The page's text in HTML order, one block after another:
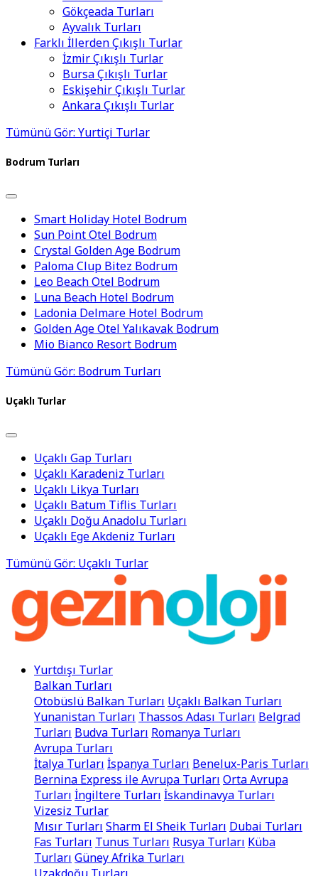
Gökçeada Turları
Ayvalık Turları
Farklı İllerden Çıkışlı Turlar
İzmir Çıkışlı Turlar
Bursa Çıkışlı Turlar
Eskişehir Çıkışlı Turlar
Ankara Çıkışlı Turlar
Tümünü Gör: Yurtiçi Turlar
Bodrum Turları
Smart Holiday Hotel Bodrum
Sun Point Otel Bodrum
Crystal Golden Age Bodrum
Paloma Clup Bitez Bodrum
Leo Beach Otel Bodrum
Luna Beach Hotel Bodrum
Ladonia Delmare Hotel Bodrum
Golden Age Otel Yalıkavak Bodrum
Mio Bianco Resort Bodrum
Tümünü Gör: Bodrum Turları
Uçaklı Turlar
Uçaklı Gap Turları
Uçaklı Karadeniz Turları
Uçaklı Likya Turları
Uçaklı Batum Tiflis Turları
Uçaklı Doğu Anadolu Turları
Uçaklı Ege Akdeniz Turları
Tümünü Gör: Uçaklı Turlar
Yurtdışı Turlar
Balkan Turları
Otobüslü Balkan Turları Uçaklı Balkan Turları
Yunanistan Turları Thassos Adası Turları Belgrad
Turları Budva Turları Romanya Turları
Avrupa Turları
İtalya Turları İspanya Turları Benelux-Paris Turları
Bernina Express ile Avrupa Turları Orta Avrupa
Turları İngiltere Turları İskandinavya Turları
Vizesiz Turlar
Mısır Turları Sharm El Sheik Turları Dubai Turları
Fas Turları Tunus Turları Rusya Turları Küba
Turları Güney Afrika Turları